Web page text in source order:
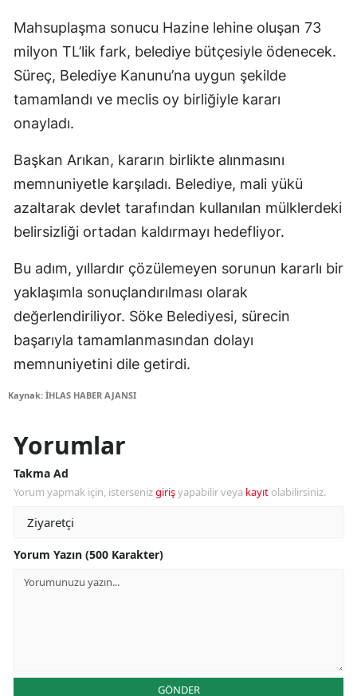
Mahsuplaşma sonucu Hazine lehine oluşan 73
milyon TL’lik fark, belediye bütçesiyle ödenecek.
Süreç, Belediye Kanunu’na uygun şekilde
tamamlandı ve meclis oy birliğiyle kararı
onayladı.
Başkan Arıkan, kararın birlikte alınmasını
memnuniyetle karşıladı. Belediye, mali yükü
azaltarak devlet tarafından kullanılan mülklerdeki
belirsizliği ortadan kaldırmayı hedefliyor.
Bu adım, yıllardır çözülemeyen sorunun kararlı bir
yaklaşımla sonuçlandırılması olarak
değerlendiriliyor. Söke Belediyesi, sürecin
başarıyla tamamlanmasından dolayı
memnuniyetini dile getirdi.
Kaynak: İHLAS HABER AJANSI
Yorumlar
Takma Ad
Yorum yapmak için, istersenizgirişyapabilir veya kayıt olabilirsiniz.
Yorum Yazın (500 Karakter)
GÖNDER